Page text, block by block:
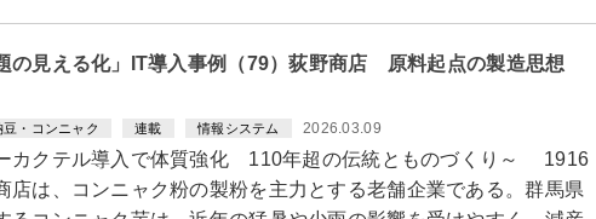
の見える化」IT導入事例（79）荻野商店 原料起点の製造思想
豆・コンニャク 連載 情報システム 2026.03.09
クテル導入で体質強化 110年超の伝統とものづくり～ 1916
店は、コンニャク粉の製粉を主力とする老舗企業である。群馬県